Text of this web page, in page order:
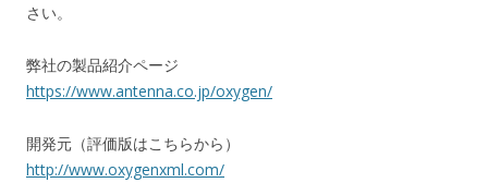
さい。
弊社の製品紹介ページ
https://www.antenna.co.jp/oxygen/
開発元（評価版はこちらから）
http://www.oxygenxml.com/